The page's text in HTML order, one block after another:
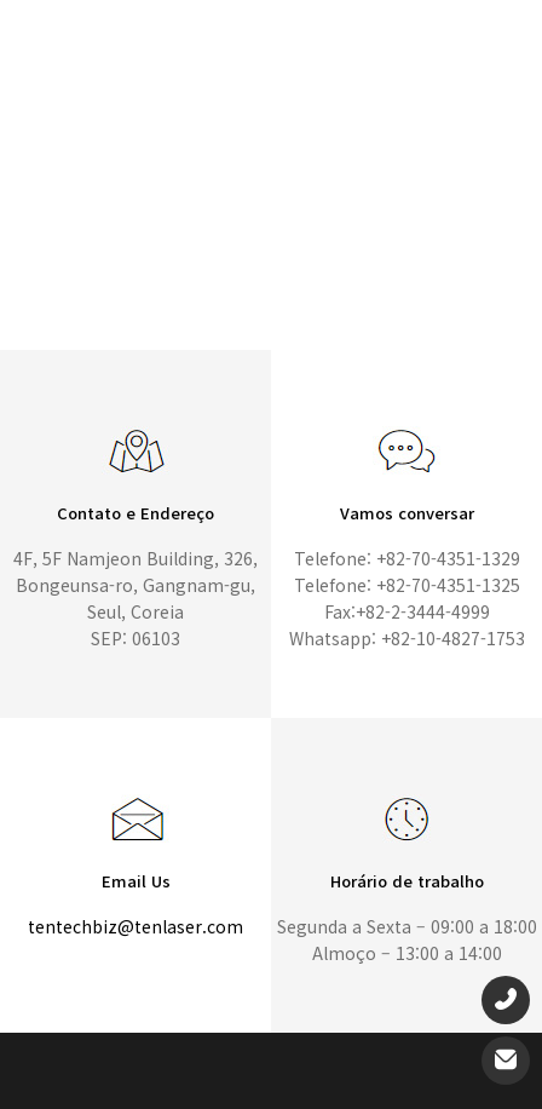
Contato e Endereço
4F, 5F Namjeon Building, 326,
Bongeunsa-ro, Gangnam-gu,
Seul, Coreia
SEP: 06103
Vamos conversar
Telefone: +82-70-4351-1329
Telefone: +82-70-4351-1325
Fax:+82-2-3444-4999
Whatsapp: +82-10-4827-1753
Email Us
tentechbiz@tenlaser.com
Horário de trabalho
Segunda a Sexta – 09:00 a 18:00
Almoço – 13:00 a 14:00